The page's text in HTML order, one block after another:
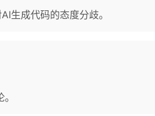
生成代码的态度分歧。